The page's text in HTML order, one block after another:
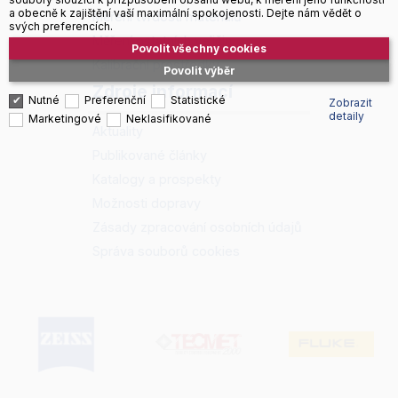
Měření tvrdosti materiálů
Měření ostatních veličin
Kalibrační prostředky
Zdroje informací
Aktuality
a obecně k zajištění vaší maximální spokojenosti. Dejte nám vědět o
svých preferencích.
Povolit výběr
Povolit všechny cookies
Nutné Preferenční
Statistické
Marketingové
Neklasifikované
Zobrazit
detaily